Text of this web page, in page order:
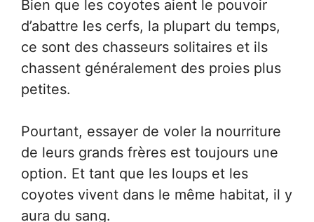
Bien que les coyotes aient le pouvoir
d’abattre les cerfs, la plupart du temps,
ce sont des chasseurs solitaires et ils
chassent généralement des proies plus
petites.
Pourtant, essayer de voler la nourriture
de leurs grands frères est toujours une
option. Et tant que les loups et les
coyotes vivent dans le même habitat, il y
aura du sang.